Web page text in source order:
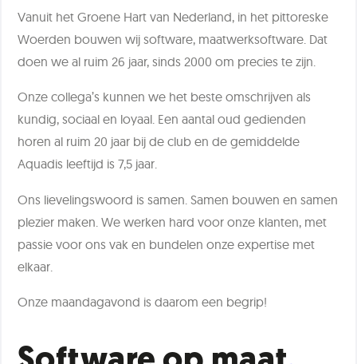
Vanuit het Groene Hart van Nederland, in het pittoreske
Woerden bouwen wij software, maatwerksoftware. Dat
doen we al ruim 26 jaar, sinds 2000 om precies te zijn.
Onze collega’s kunnen we het beste omschrijven als
kundig, sociaal en loyaal. Een aantal oud gedienden
horen al ruim 20 jaar bij de club en de gemiddelde
Aquadis leeftijd is 7,5 jaar.
Ons lievelingswoord is samen. Samen bouwen en samen
plezier maken. We werken hard voor onze klanten, met
passie voor ons vak en bundelen onze expertise met
elkaar.
Onze maandagavond is daarom een begrip!